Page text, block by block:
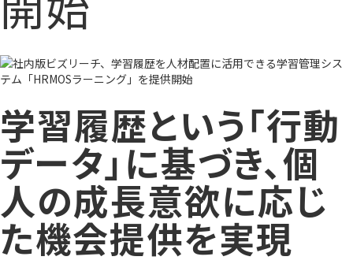
学習履歴という「行動
データ」に基づき、個
人の成長意欲に応じ
た機会提供を実現